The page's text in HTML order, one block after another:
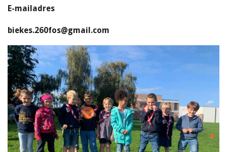
E-mailadres
biekes.260fos@gmail.com